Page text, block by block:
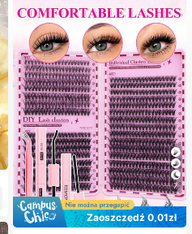
7
Zaoszczędź 0,01zł